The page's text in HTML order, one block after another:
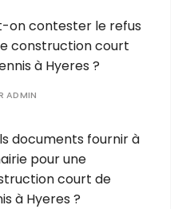
on contester le refus
construction court
à Hyeres ?
ADMIN
documents fournir à
pour une
court de
à Hyeres ?